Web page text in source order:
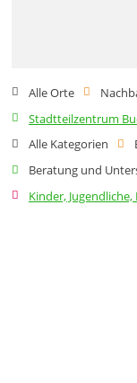
Alle Orte
Stadtteilzentrum
Alle Kategorien
Beratung und
Kinder, Jugendliche,